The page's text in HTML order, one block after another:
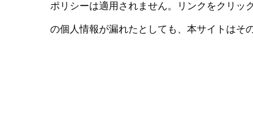
ポリシーは適用されません。リンクをクリッ
の個人情報が漏れたとしても、本サイトはそ